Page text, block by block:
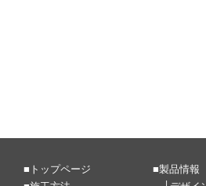
■ トップページ
■製品情報